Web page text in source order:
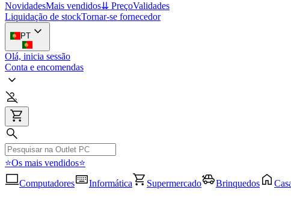
NovidadesMais vendidos⇊ PreçoValidades
Liquidação de stockTornar-se fornecedor
PT
Olá, inicia sessão
Conta e encomendas
⭐Os mais vendidos⭐
Computadores
Informática Supermercado Brinquedos